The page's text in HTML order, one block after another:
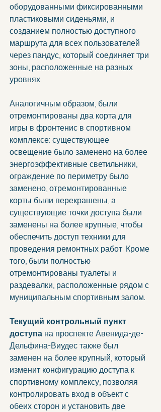
оборудованными фиксированными
пластиковыми сиденьями, и
созданием полностью доступного
маршрута для всех пользователей
через пандус, который соединяет три
зоны, расположенные на разных
уровнях.
Аналогичным образом, были
отремонтированы два корта для
игры в фронтенис в спортивном
комплексе: существующее
освещение было заменено на более
энергоэффективные светильники,
ограждение по периметру было
заменено, отремонтированные
корты были перекрашены, а
существующие точки доступа были
заменены на более крупные, чтобы
обеспечить доступ техники для
проведения ремонтных работ. Кроме
того, были полностью
отремонтированы туалеты и
раздевалки, расположенные рядом с
муниципальным спортивным залом.
Текущий контрольный пункт
доступа на проспекте Авенида-де-
Дельфина-Виудес также был
заменен на более крупный, который
изменит конфигурацию доступа к
спортивному комплексу, позволяя
контролировать вход в объект с
обеих сторон и установить две